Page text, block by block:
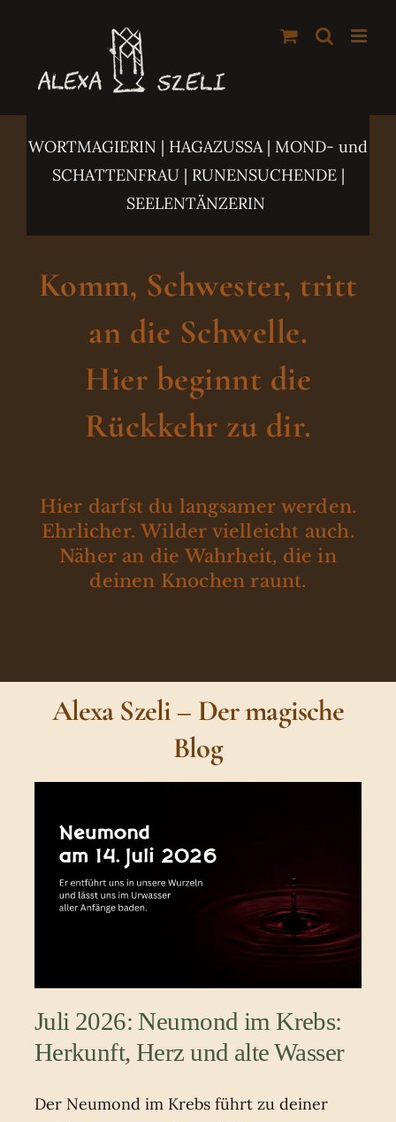
springen
WORTMAGIERIN | HAGAZUSSA | MOND- und
SCHATTENFRAU | RUNENSUCHENDE |
SEELENTÄNZERIN
Komm, Schwester, tritt
an die Schwelle.
Hier beginnt die
Rückkehr zu dir.
Hier darfst du langsamer werden.
Ehrlicher. Wilder vielleicht auch.
Näher an die Wahrheit, die in
deinen Knochen raunt.
Alexa Szeli – Der magische
Blog
Juli 2026: Neumond im Krebs:
Herkunft, Herz und alte Wasser
Der Neumond im Krebs führt zu deiner